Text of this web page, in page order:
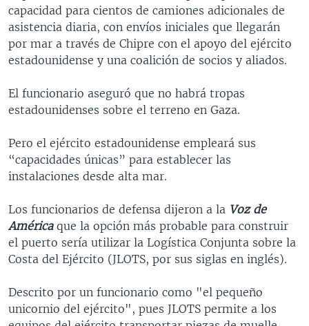
capacidad para cientos de camiones adicionales de
asistencia diaria, con envíos iniciales que llegarán
por mar a través de Chipre con el apoyo del ejército
estadounidense y una coalición de socios y aliados.
El funcionario aseguró que no habrá tropas
estadounidenses sobre el terreno en Gaza.
Pero el ejército estadounidense empleará sus
“capacidades únicas” para establecer las
instalaciones desde alta mar.
Los funcionarios de defensa dijeron a la Voz de
Américaque la opción más probable para construir
el puerto sería utilizar la Logística Conjunta sobre la
Costa del Ejército (JLOTS, por sus siglas en inglés).
Descrito por un funcionario como "el pequeño
unicornio del ejército", pues JLOTS permite a los